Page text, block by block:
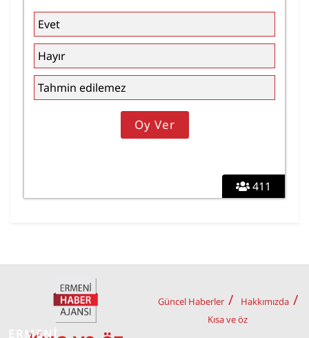
411
Evet
Hayır
Tahmin edilemez
Güncel Haberler
Hakkımızda
Kısa ve öz
ERMENİ